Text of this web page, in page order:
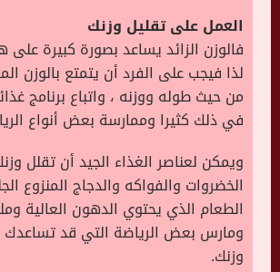
العمل على تقليل وزنك
فالوزن الزائد يساعد بصورة كبيرة على
لذا فيجب على الفرد أن يتمتع بالوزن
من حيث طوله ووزنه ، واتباع برنامج
في ذلك كثيرا وممارسة بعض أنواع
ويمكن لعناصر الغذاء الجيد أن تقلل
الخضروات والفواكه والدجاج المنزوع
الطعام الذي يحتوي الدهون العالية
ومارس بعض الرياضة التي قد
وزنك.